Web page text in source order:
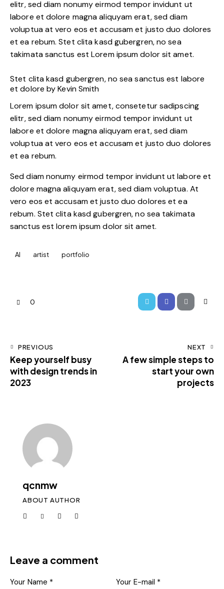
elitr, sed diam nonumy eirmod tempor invidunt ut
labore et dolore magna aliquyam erat, sed diam
voluptua at vero eos et accusam et justo duo dolores
et ea rebum. Stet clita kasd gubergren, no sea
takimata sanctus est Lorem ipsum dolor sit amet.
Stet clita kasd gubergren, no sea sanctus est labore
et dolore byKevin Smith
Lorem ipsum dolor sit amet, consetetur sadipscing
elitr, sed diam nonumy eirmod tempor invidunt ut
labore et dolore magna aliquyam erat, sed diam
voluptua at vero eos et accusam et justo duo dolores
et ea rebum.
Sed diam nonumy eirmod tempor invidunt ut labore et
dolore magna aliquyam erat, sed diam voluptua. At
vero eos et accusam et justo duo dolores et ea
rebum. Stet clita kasd gubergren, no sea takimata
sanctus est lorem ipsum dolor sit amet.
AI artist portfolio
0
PREVIOUS
Keep yourself busy
with design trends in
2023
NEXT
A few simple steps to
start your own
projects
qcnmw
ABOUT AUTHOR
Leave a comment